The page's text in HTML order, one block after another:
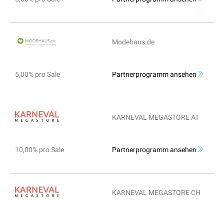
Modehaus.de
5,00% pro Sale Partnerprogramm ansehen
KARNEVAL MEGASTORE AT
10,00% pro Sale Partnerprogramm ansehen
KARNEVAL MEGASTORE CH